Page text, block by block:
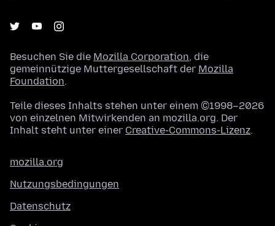
Besuchen Sie die Mozilla Corporation, die
gemeinnützige Muttergesellschaft der Mozilla
Foundation.
Teile dieses Inhalts stehen unter einem ©1998–2026
von einzelnen Mitwirkenden an mozilla.org. Der
Inhalt steht unter einer Creative-Commons-Lizenz.
mozilla.org
Nutzungsbedingungen
Datenschutz